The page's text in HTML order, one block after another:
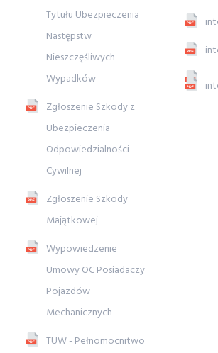
Tytułu Ubezpieczenia
Następstw
Nieszczęśliwych
Wypadków
Zgłoszenie Szkody z
Ubezpieczenia
Odpowiedzialności
Cywilnej
Zgłoszenie Szkody
Majątkowej
Wypowiedzenie
Umowy OC Posiadaczy
Pojazdów
Mechanicznych
TUW - Pełnomocnitwo